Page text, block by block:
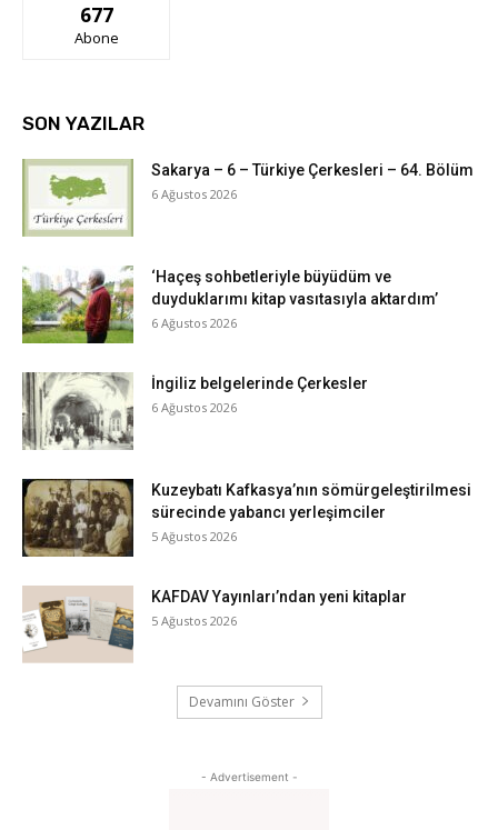
677
Abone
SON YAZILAR
Sakarya – 6 – Türkiye Çerkesleri – 64. Bölüm
6 Ağustos 2026
‘Haçeş sohbetleriyle büyüdüm ve
duyduklarımı kitap vasıtasıyla aktardım’
6 Ağustos 2026
İngiliz belgelerinde Çerkesler
6 Ağustos 2026
Kuzeybatı Kafkasya’nın sömürgeleştirilmesi
sürecinde yabancı yerleşimciler
5 Ağustos 2026
KAFDAV Yayınları’ndan yeni kitaplar
5 Ağustos 2026
Devamını Göster
- Advertisement -